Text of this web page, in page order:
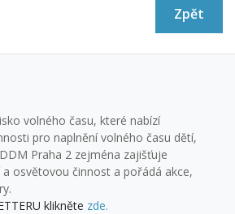
Zpět
volného času, které nabízí
pro naplnění volného času dětí,
Praha 2 zejména zajišťuje
osvětovou činnost a pořádá akce,
klikněte zde.